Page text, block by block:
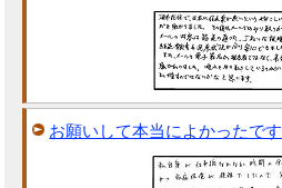
お願いして本当によかったです